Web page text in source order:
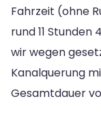
Fahrzeit (ohne
rund 11
wir wegen
Kanalquerung
Gesamtdauer